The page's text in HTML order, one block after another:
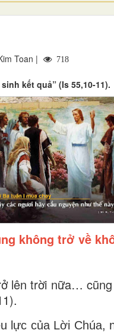
Toan | 718
kết quả” (Is 55,10-11).
không trở về
lên trời nữa…
lực của Lời Chúa,